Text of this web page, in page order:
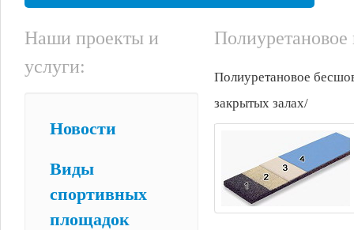
Наши проекты и
услуги:
Новости
Виды
спортивных
площадок
Полиуретановое
закрытых залах/